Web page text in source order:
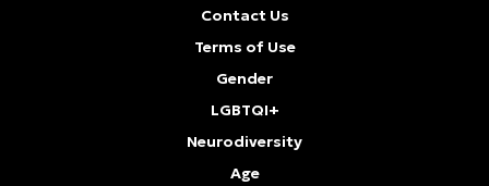
Contact Us
Terms of Use
Gender
LGBTQI+
Neurodiversity
Age